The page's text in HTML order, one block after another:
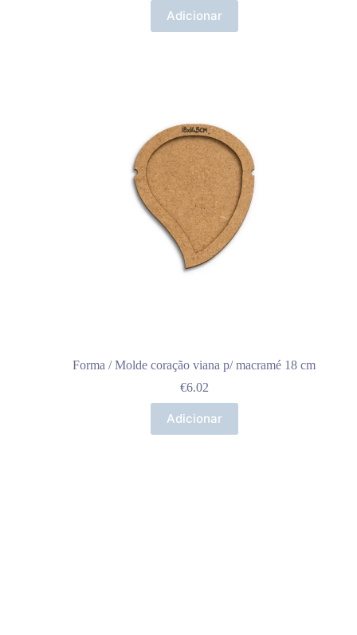
Adicionar
Forma / Molde coração viana p/ macramé 18 cm
€6.02
Adicionar